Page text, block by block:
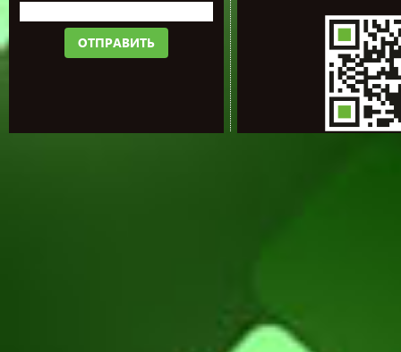
ОТПРАВИТЬ